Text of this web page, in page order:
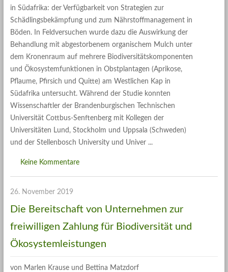
in Südafrika: der Verfügbarkeit von Strategien zur
Schädlingsbekämpfung und zum Nährstoffmanagement in
Böden. In Feldversuchen wurde dazu die Auswirkung der
Behandlung mit abgestorbenem organischem Mulch unter
dem Kronenraum auf mehrere Biodiversitätskomponenten
und Ökosystemfunktionen in Obstplantagen (Aprikose,
Pflaume, Pfirsich und Quitte) am Westlichen Kap in
Südafrika untersucht. Während der Studie konnten
Wissenschaftler der Brandenburgischen Technischen
Universität Cottbus-Senftenberg mit Kollegen der
Universitäten Lund, Stockholm und Uppsala (Schweden)
und der Stellenbosch University und Univer
Keine Kommentare
26. November 2019
Die Bereitschaft von Unternehmen zur
freiwilligen Zahlung für Biodiversität und
Ökosystemleistungen
von Marlen Krause und Bettina Matzdorf